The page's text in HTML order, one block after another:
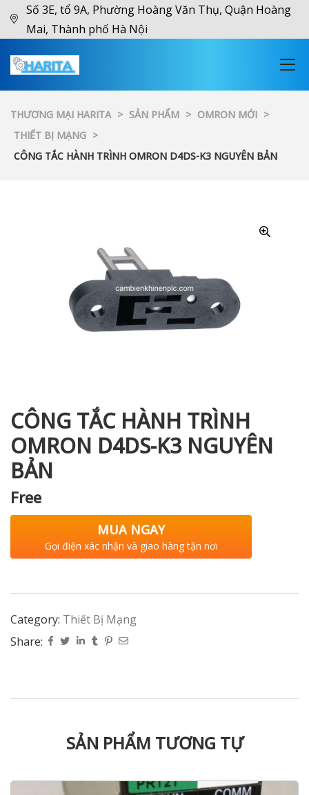
Số 3E, tổ 9A, Phường Hoàng Văn Thụ, Quận Hoàng
Mai, Thành phố Hà Nội
THƯƠNG MẠI HARITA > SẢN PHẨM > OMRON MỚI >
THIẾT BỊ MẠNG >
CÔNG TẮC HÀNH TRÌNH OMRON D4DS-K3 NGUYÊN BẢN
CÔNG TẮC HÀNH TRÌNH
OMRON D4DS-K3 NGUYÊN
BẢN
Free
MUA NGAY
Gọi điện xác nhận và giao hàng tận nơi
Category: Thiết Bị Mạng
Share:
SẢN PHẨM TƯƠNG TỰ